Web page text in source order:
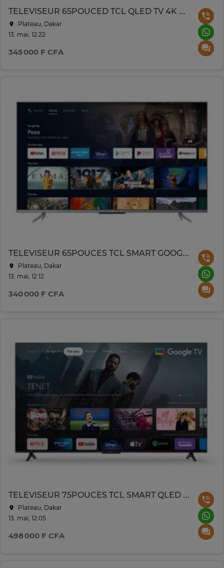
TELEVISEUR 65POUCED TCL QLED TV 4K 65P7K
Plateau, Dakar
13. mai, 12:22
345 000 F CFA
TELEVISEUR 65POUCES TCL SMART GOOGLE TV 4K
Plateau, Dakar
13. mai, 12:12
340 000 F CFA
TELEVISEUR 75POUCES TCL SMART QLED UHD 4K 75P635/75P7K
Plateau, Dakar
13. mai, 12:05
498 000 F CFA